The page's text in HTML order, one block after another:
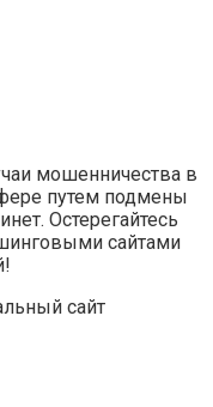
мошенничества в
путем подмены
Остерегайтесь
сайтами
сайт